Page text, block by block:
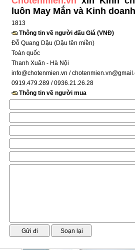
luôn May Mắn và Kinh
1813
Thông tin về người đấu Giá (VNĐ)
Đỗ Quang Dậu (Dậu tên miền)
Toàn quốc
Thanh Xuân - Hà Nội
info@chotenmien.vn /
0919.479.289 / 0936.21.26.28
Thông tin về người mua